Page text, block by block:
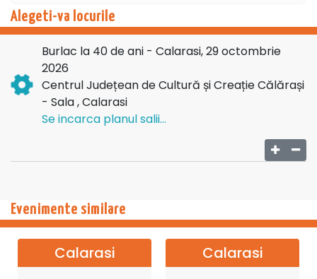
Alegeti-va locurile
Burlac la 40 de ani - Calarasi, 29 octombrie
2026
Centrul Județean de Cultură și Creație Călărași
- Sala , Calarasi
Se incarca planul salii...
Evenimente similare
Calarasi Calarasi